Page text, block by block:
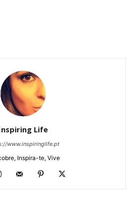
Life
www.inspiringlife.pt
Inspira-te, Vive